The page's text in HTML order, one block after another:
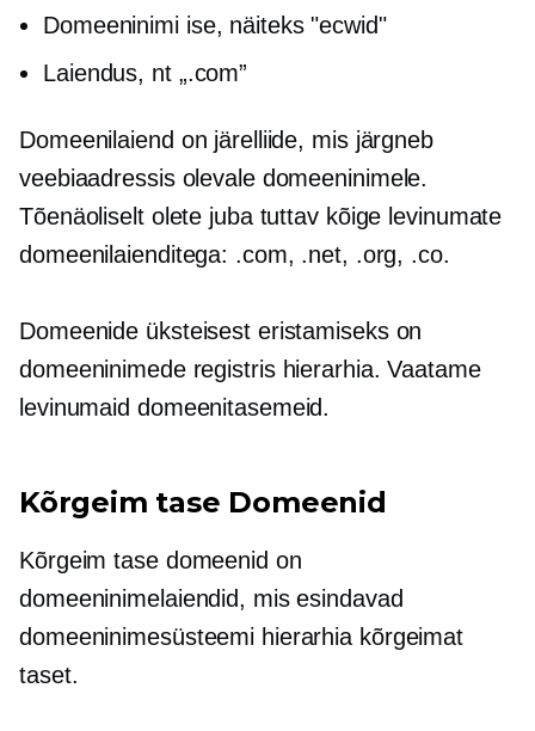
Domeeninimi ise, näiteks "ecwid"
Laiendus, nt „.com”
Domeenilaiend on järelliide, mis järgneb
veebiaadressis olevale domeeninimele.
Tõenäoliselt olete juba tuttav kõige levinumate
domeenilaienditega: .com, .net, .org, .co.
Domeenide üksteisest eristamiseks on
domeeninimede registris hierarhia. Vaatame
levinumaid domeenitasemeid.
Kõrgeim tase Domeenid
Kõrgeim tasedomeenid on
domeeninimelaiendid, mis esindavad
domeeninimesüsteemi hierarhia kõrgeimat
taset.